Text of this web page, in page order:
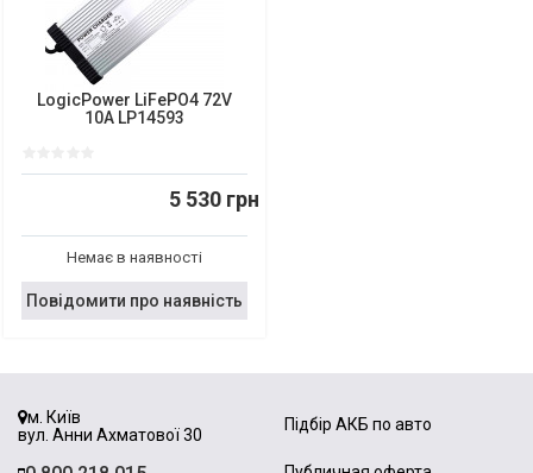
LogicPower LiFePO4 72V
10A LP14593
5 530 грн
Немає в наявності
Повідомити про наявність
м. Київ
вул. Анни Ахматової 30
Підбір АКБ по авто